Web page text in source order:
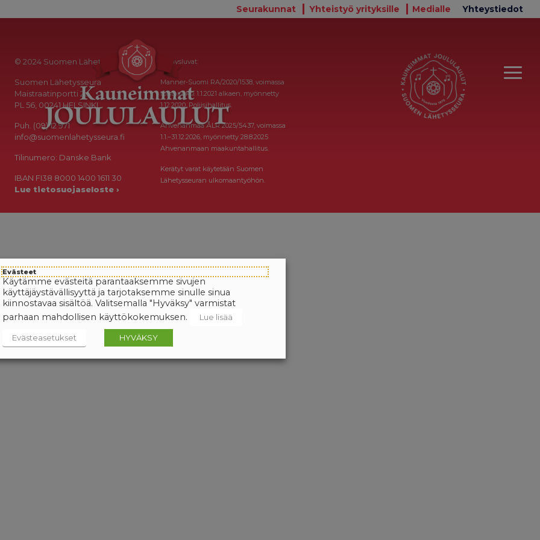
Seurakunnat Yhteistyö yrityksille Medialle Yhteystiedot
© 2024 Suomen Lähetysseura
Suomen Lähetysseura
Maistraatinportti 2a
PL 56, 00241 HELSINKI
Puh. (09) 12 971
info@suomenlahetysseura.fi
Tilinumero: Danske Bank
IBAN FI38 8000 1400 1611 30
Lue tietosuojaseloste ›
Keräysluvat:
Manner-Suomi RA/2020/1538, voimassa
toistaiseksi 1.1.2021 alkaen, myönnetty
1.12.2020, Poliisihallitus.
Ahvenanmaa ÅLR 2025/5437, voimassa
1.1.–31.12.2026, myönnetty 28.8.2025
Ahvenanmaan maakuntahallitus.
Kerätyt varat käytetään Suomen
Lähetysseuran ulkomaantyöhön.
Evästeet
Käytämme evästeitä parantaaksemme sivujen
käyttäjäystävällisyyttä ja tarjotaksemme sinulle sinua
kiinnostavaa sisältöä. Valitsemalla "Hyväksy" varmistat
parhaan mahdollisen käyttökokemuksen.
Lue lisää
Evästeasetukset HYVÄKSY